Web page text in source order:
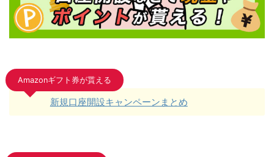
Amazonギフト券が貰える
新規口座開設キャンペーンまとめ